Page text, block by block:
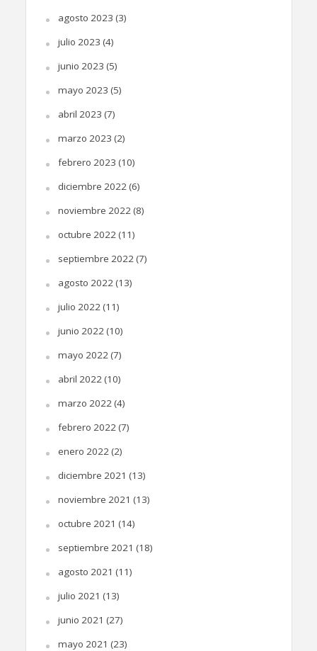
agosto 2023 (3)
julio 2023 (4)
junio 2023 (5)
mayo 2023 (5)
abril 2023 (7)
marzo 2023 (2)
febrero 2023 (10)
diciembre 2022 (6)
noviembre 2022 (8)
octubre 2022 (11)
septiembre 2022 (7)
agosto 2022 (13)
julio 2022 (11)
junio 2022 (10)
mayo 2022 (7)
abril 2022 (10)
marzo 2022 (4)
febrero 2022 (7)
enero 2022 (2)
diciembre 2021 (13)
noviembre 2021 (13)
octubre 2021 (14)
septiembre 2021 (18)
agosto 2021 (11)
julio 2021 (13)
junio 2021 (27)
mayo 2021 (23)